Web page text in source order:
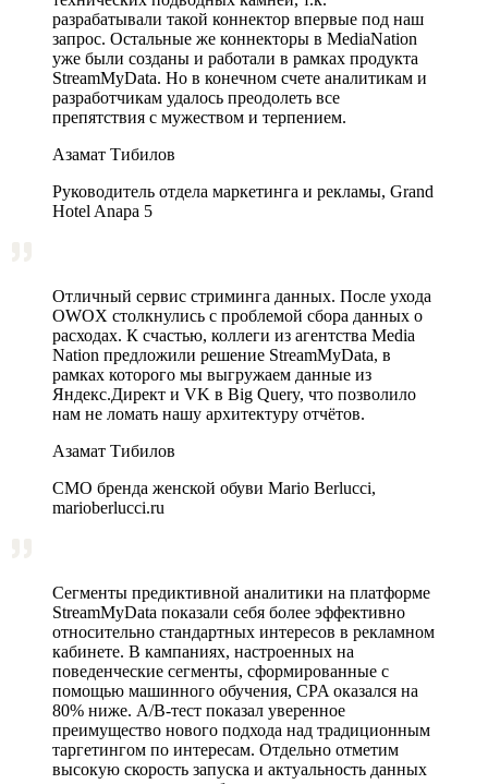
разрабатывали такой коннектор впервые под наш
запрос. Остальные же коннекторы в MediaNation
уже были созданы и работали в рамках продукта
StreamMyData. Но в конечном счете аналитикам и
разработчикам удалось преодолеть все
препятствия с мужеством и терпением.
Азамат Тибилов
Руководитель отдела маркетинга и рекламы, Grand
Hotel Anapa 5
Отличный сервис стриминга данных. После ухода
OWOX столкнулись с проблемой сбора данных о
расходах. К счастью, коллеги из агентства Media
Nation предложили решение StreamMyData, в
рамках которого мы выгружаем данные из
Яндекс.Директ и VK в Big Query, что позволило
нам не ломать нашу архитектуру отчётов.
Азамат Тибилов
CMO бренда женской обуви Mario Berlucci,
marioberlucci.ru
Сегменты предиктивной аналитики на платформе
StreamMyData показали себя более эффективно
относительно стандартных интересов в рекламном
кабинете. В кампаниях, настроенных на
поведенческие сегменты, сформированные с
помощью машинного обучения, CPA оказался на
80% ниже. A/B‑тест показал уверенное
преимущество нового подхода над традиционным
таргетингом по интересам. Отдельно отметим
высокую скорость запуска и актуальность данных